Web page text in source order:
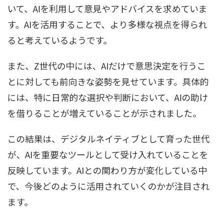
いて、AIを利用して意見やアドバイスを求めていま
す。AIを活用することで、より多様な視点を得られ
ると考えているようです。
また、Z世代の中には、AIだけで意思決定を行うこ
とに対しても前向きな姿勢を見せています。具体的
には、特に日常的な選択や判断において、AIの助け
を借りることが増えていることが示されました。
この結果は、デジタルネイティブとして育った世代
が、AIを重要なツールとして受け入れていることを
反映しています。AIとの関わり方が変化している中
で、今後どのように活用されていくのかが注目され
ます。